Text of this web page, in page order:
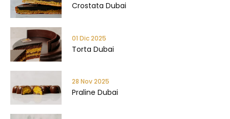
Crostata Dubai
01 Dic 2025
Torta Dubai
28 Nov 2025
Praline Dubai